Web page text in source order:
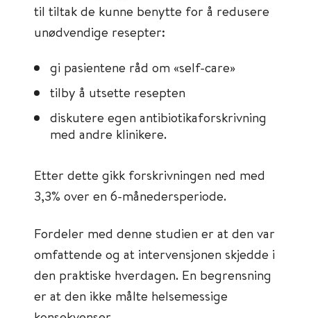
til tiltak de kunne benytte for å redusere
unødvendige resepter:
gi pasientene råd om «self-care»
tilby å utsette resepten
diskutere egen antibiotikaforskrivning
med andre klinikere.
Etter dette gikk forskrivningen ned med
3,3% over en 6-månedersperiode.
Fordeler med denne studien er at den var
omfattende og at intervensjonen skjedde i
den praktiske hverdagen. En begrensning
er at den ikke målte helsemessige